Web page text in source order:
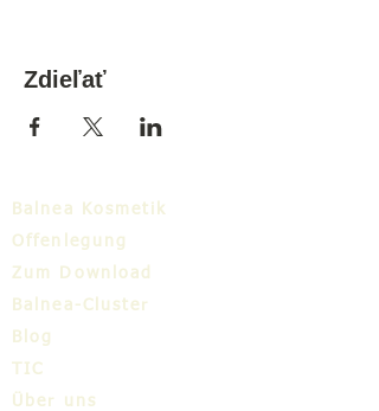
Zdieľať
Balnea Kosmetik
Offenlegung
Zum Download
Balnea-Cluster
Blog
TIC
Über uns